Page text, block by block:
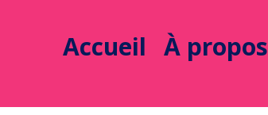
Accueil À propos